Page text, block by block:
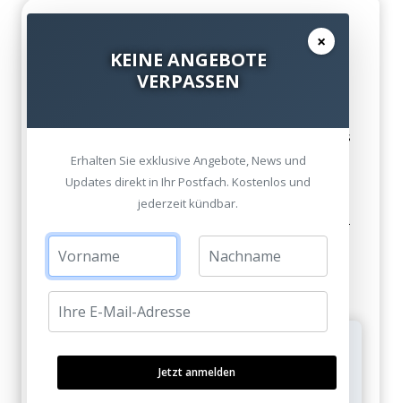
Bose Soundbar 900 mit Feintech HDMI
eARC Pass 4x1 Switch - spor. kein Ton
Lumpu am 19. Dezember 2022
gesehen habe, auch die Feintech HDMI eARC Pass
4x1 Switch geholt.
Leider habe ich spor. mit der Bose Soundbar 900
keinen Ton und muss die Bose immer stomlos
schalten und nach dem Einschalten wieder den TV-
Kanal auswählen.
Kennt ihr diese Phänomän und gibt es dazu eine
Lösung?
So ein Problem ist und bisher nicht
×
KEINE ANGEBOTE
VERPASSEN
Erhalten Sie exklusive Angebote, News und
Updates direkt in Ihr Postfach. Kostenlos und
jederzeit kündbar.
Jetzt anmelden